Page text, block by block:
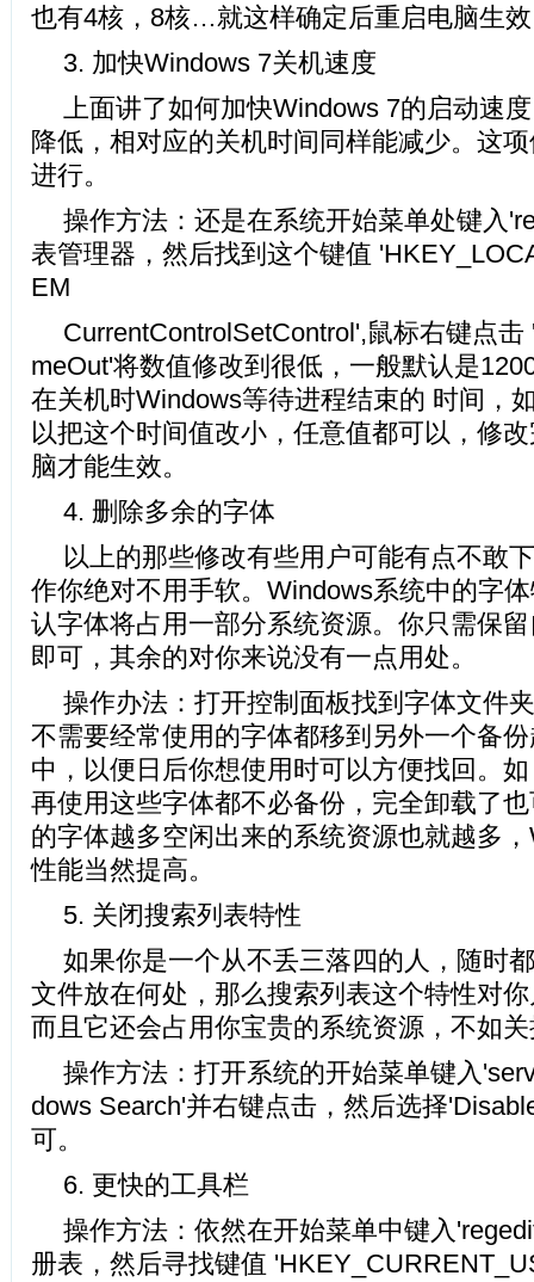
也有4核，8核…就这样确定后重启电脑
3. 加快Windows 7关机速度
上面讲了如何加快Windows 7的启动速
降低，相对应的关机时间同样能减少。这
进行。
操作方法：还是在系统开始菜单处键入
表管理器，然后找到这个键值
EM
CurrentControlSetControl',鼠标右键点击
meOut'将数值修改到很低，一般默认是
在关机时Windows等待进程结束的 时间，
以把这个时间值改小，任意值都可以，修
脑才能生效。
4. 删除多余的字体
以上的那些修改有些用户可能有点不敢
作你绝对不用手软。Windows系统中的字
认字体将占用一部分系统资源。你只需保
即可，其余的对你来说没有一点用处。
操作办法：打开控制面板找到字体文件
不需要经常使用的字体都移到另外一个备
中，以便日后你想使用时可以方便找回。
再使用这些字体都不必备份，完全卸载了
的字体越多空闲出来的系统资源也就越多
性能当然提高。
5. 关闭搜索列表特性
如果你是一个从不丢三落四的人，随时
文件放在何处，那么搜索列表这个特性对
而且它还会占用你宝贵的系统资源，不
操作方法：打开系统的开始菜单键入
dows Search'并右键点击，然后选择
可。
6. 更快的工具栏
操作方法：依然在开始菜单中键入
册表，然后寻找键值